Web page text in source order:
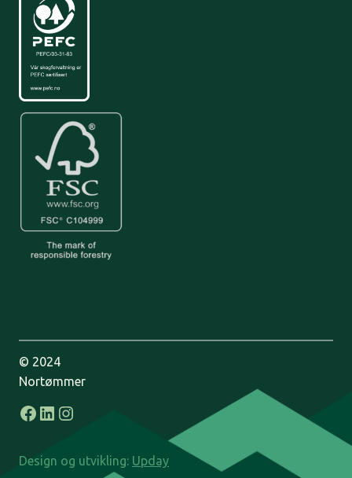
© 2024
Nortømmer
Facebook
LinkedIn
Instagram
Design og utvikling: Upday